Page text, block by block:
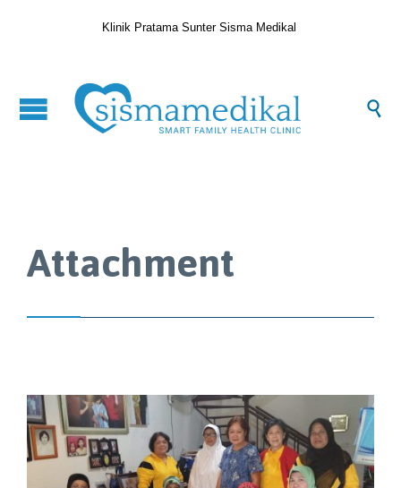
Klinik Pratama Sunter Sisma Medikal

Attachment